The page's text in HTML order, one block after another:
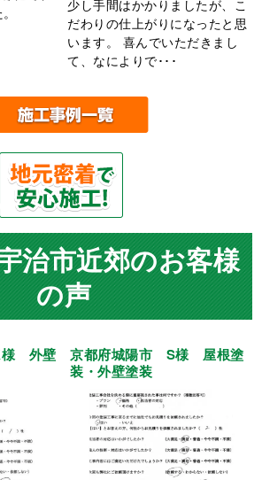
少し手間はかかりましたが、こ
だわりの仕上がりになったと思
います。 喜んでいただきまし
て、なによりで･･･
治市近郊のお客様
の声
様 外壁
京都府城陽市 S様 屋根塗
装・外壁塗装